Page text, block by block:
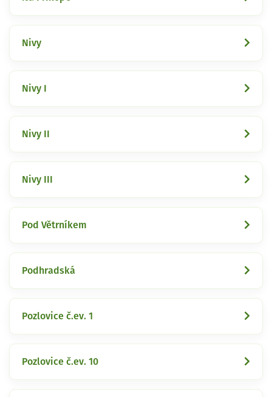
Nivy
Nivy I
Nivy II
Nivy III
Pod Větrníkem
Podhradská
Pozlovice č.ev. 1
Pozlovice č.ev. 10